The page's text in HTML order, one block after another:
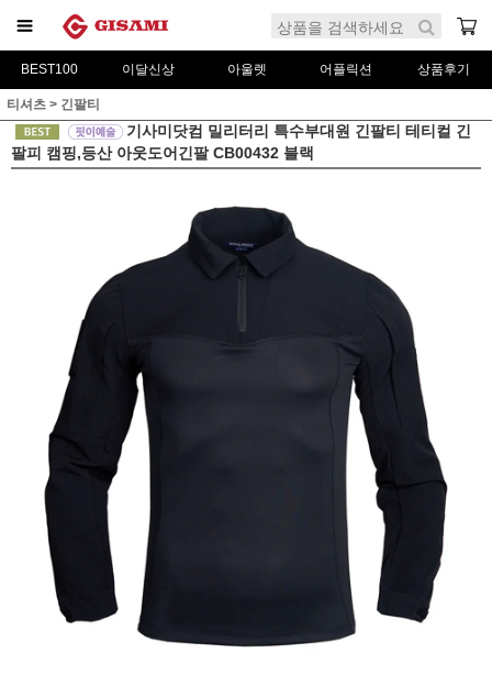
BEST100 이달신상 아울렛 어플릭션 상품후기
티셔츠 > 긴팔티
기사미닷컴 밀리터리 특수부대원 긴팔티 테티컬 긴
팔피 캠핑,등산 아웃도어긴팔 CB00432 블랙